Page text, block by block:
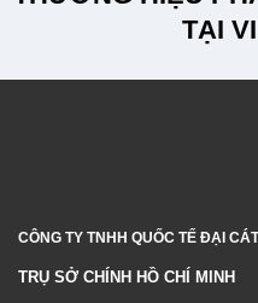
TẠI
CÔNG TY TNHH QUỐC TẾ ĐẠI
TRỤ SỞ CHÍNH HỒ CHÍ MINH